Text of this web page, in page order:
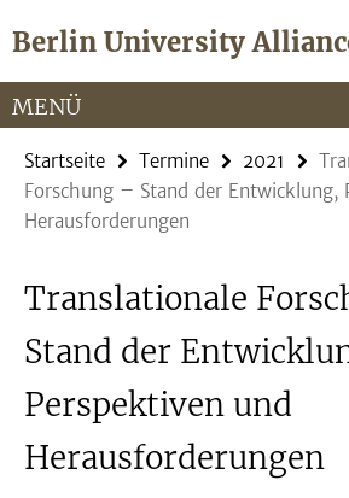
direkt
Inhalt
Berlin University
Service-
Navigation
MENÜ
Startseite Termine 2021
Forschung – Stand der Entwicklung,
Herausforderungen
Translationale
Stand der
Perspektiven und
Herausforderungen